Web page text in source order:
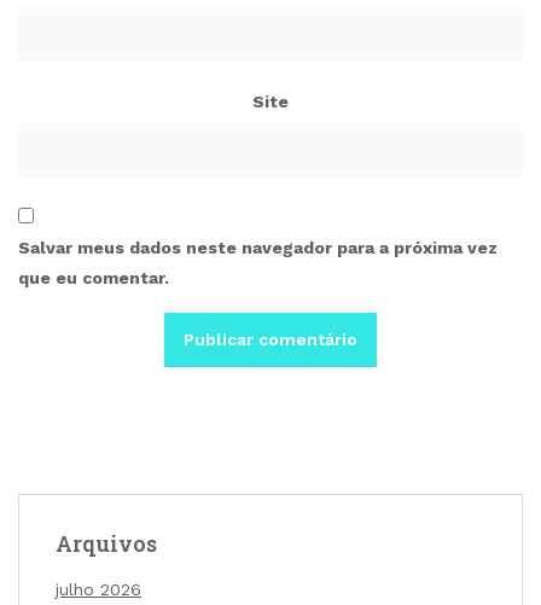
Site
Salvar meus dados neste navegador para a próxima vez
que eu comentar.
Arquivos
julho 2026